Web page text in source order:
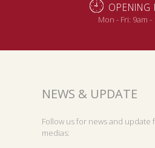
OPENING
Mon - Fri: 9am -
NEWS & UPDATE
Follow us for news and update
medias: